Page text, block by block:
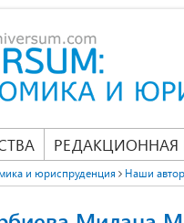
РЕДАКЦИОННАЯ
и юриспруденция Наши